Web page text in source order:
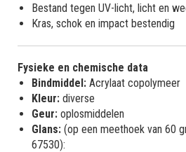
Bestand tegen UV-licht, licht en
Kras, schok en impact bestendig
Fysieke en chemische data
Bindmiddel: Acrylaat copolymeer
Kleur: diverse
Geur: oplosmiddelen
Glans: (op een meethoek van 60
67530):